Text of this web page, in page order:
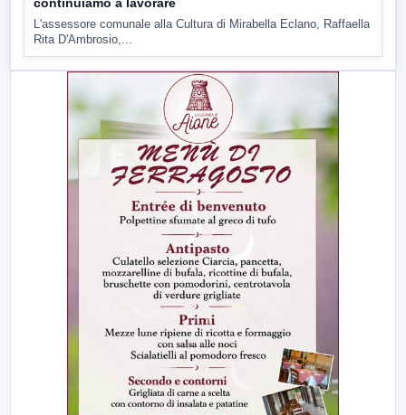
L'assessore comunale alla Cultura di Mirabella Eclano, Raffaella
Rita D'Ambrosio,...